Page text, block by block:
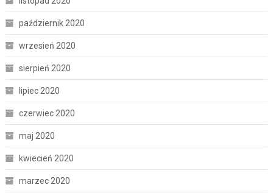
październik 2020
wrzesień 2020
sierpień 2020
lipiec 2020
czerwiec 2020
maj 2020
kwiecień 2020
marzec 2020